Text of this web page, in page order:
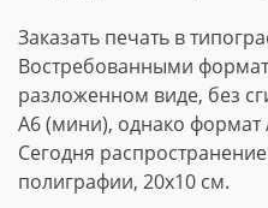
Заказать печать в
Востребованными
разложенном виде, без
А6 (мини), однако формат
Сегодня
полиграфии, 20х10 см.